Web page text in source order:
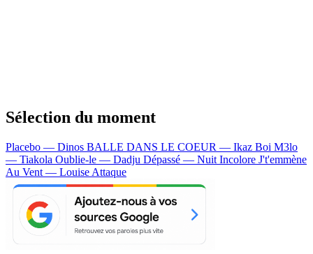
Sélection du moment
Placebo — Dinos BALLE DANS LE COEUR — Ikaz Boi M3lo
— Tiakola Oublie-le — Dadju Dépassé — Nuit Incolore J't'emmène
Au Vent — Louise Attaque